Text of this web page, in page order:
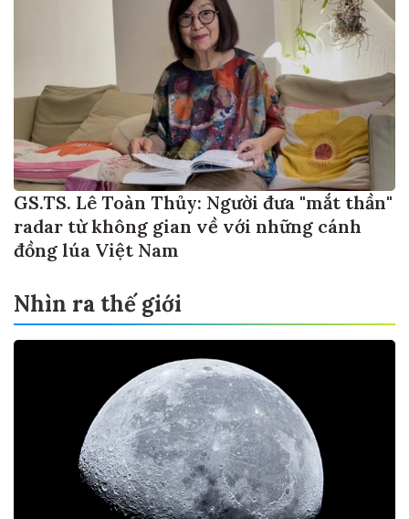
GS.TS. Lê Toàn Thủy: Người đưa "mắt thần"
radar từ không gian về với những cánh
đồng lúa Việt Nam
Nhìn ra thế giới